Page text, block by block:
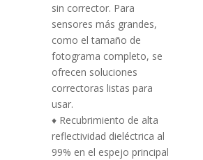
sin corrector. Para
sensores más grandes,
como el tamaño de
fotograma completo, se
ofrecen soluciones
correctoras listas para
usar.
♦ Recubrimiento de alta
reflectividad dieléctrica al
99% en el espejo principal